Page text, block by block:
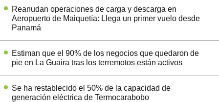
Reanudan operaciones de carga y descarga en
Aeropuerto de Maiquetía: Llega un primer vuelo desde
Panamá
Estiman que el 90% de los negocios que quedaron de
pie en La Guaira tras los terremotos están activos
Se ha restablecido el 50% de la capacidad de
generación eléctrica de Termocarabobo